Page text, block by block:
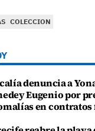
COLECCION
denuncia a
Eugenio por
en contratos